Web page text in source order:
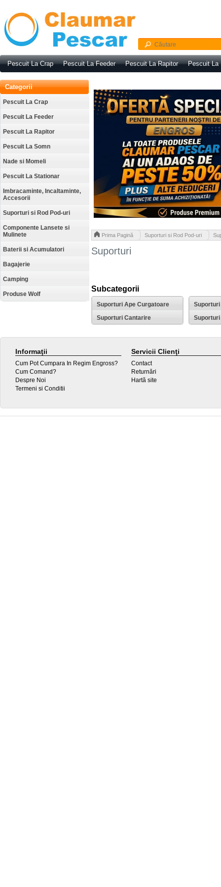
Pescuit La Crap Pescuit La Feeder Pescuit La Rapitor Pescuit La
Categorii
Pescuit La Crap
Pescuit La Feeder
Pescuit La Rapitor
Pescuit La Somn
Nade si Momeli
Pescuit La Stationar
Imbracaminte, Incaltaminte,
Accesorii
Suporturi si Rod Pod-uri
Componente Lansete si
Mulinete
Baterii si Acumulatori
Bagajerie
Camping
Produse Wolf
Prima Pagină Suporturi si Rod Pod-uri
Suporturi
Subcategorii
Suporturi Ape Curgatoare
Suporturi Cantarire
Suporturi
Suporturi
Informaţii
Cum Pot Cumpara In Regim Engross?
Cum Comand?
Despre Noi
Termeni si Conditii
Servicii Clienţi
Contact
Returnări
Hartă site